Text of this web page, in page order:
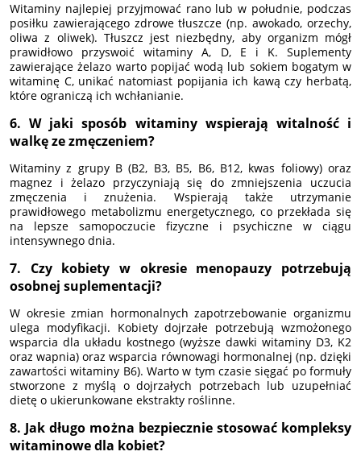
Witaminy najlepiej przyjmować rano lub w południe, podczas
posiłku zawierającego zdrowe tłuszcze (np. awokado, orzechy,
oliwa z oliwek). Tłuszcz jest niezbędny, aby organizm mógł
prawidłowo przyswoić witaminy A, D, E i K. Suplementy
zawierające żelazo warto popijać wodą lub sokiem bogatym w
witaminę C, unikać natomiast popijania ich kawą czy herbatą,
które ograniczą ich wchłanianie.
6. W jaki sposób witaminy wspierają witalność i
walkę ze zmęczeniem?
Witaminy z grupy B (B2, B3, B5, B6, B12, kwas foliowy) oraz
magnez i żelazo przyczyniają się do zmniejszenia uczucia
zmęczenia i znużenia. Wspierają także utrzymanie
prawidłowego metabolizmu energetycznego, co przekłada się
na lepsze samopoczucie fizyczne i psychiczne w ciągu
intensywnego dnia.
7. Czy kobiety w okresie menopauzy potrzebują
osobnej suplementacji?
W okresie zmian hormonalnych zapotrzebowanie organizmu
ulega modyfikacji. Kobiety dojrzałe potrzebują wzmożonego
wsparcia dla układu kostnego (wyższe dawki witaminy D3, K2
oraz wapnia) oraz wsparcia równowagi hormonalnej (np. dzięki
zawartości witaminy B6). Warto w tym czasie sięgać po formuły
stworzone z myślą o dojrzałych potrzebach lub uzupełniać
dietę o ukierunkowane ekstrakty roślinne.
8. Jak długo można bezpiecznie stosować kompleksy
witaminowe dla kobiet?